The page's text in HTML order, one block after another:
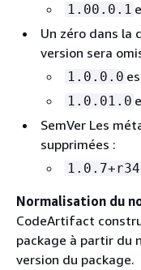
1.00.0.1
Un zéro dans la
version sera
1.0.0.0
1.0.01.0
SemVer Les
supprimées :
Normalisation du
CodeArtifact
package à partir du
version du package.